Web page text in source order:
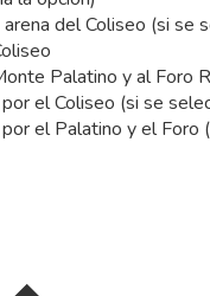
del Coliseo (si se
Palatino y al Foro
el Coliseo (si se
el Palatino y el Foro